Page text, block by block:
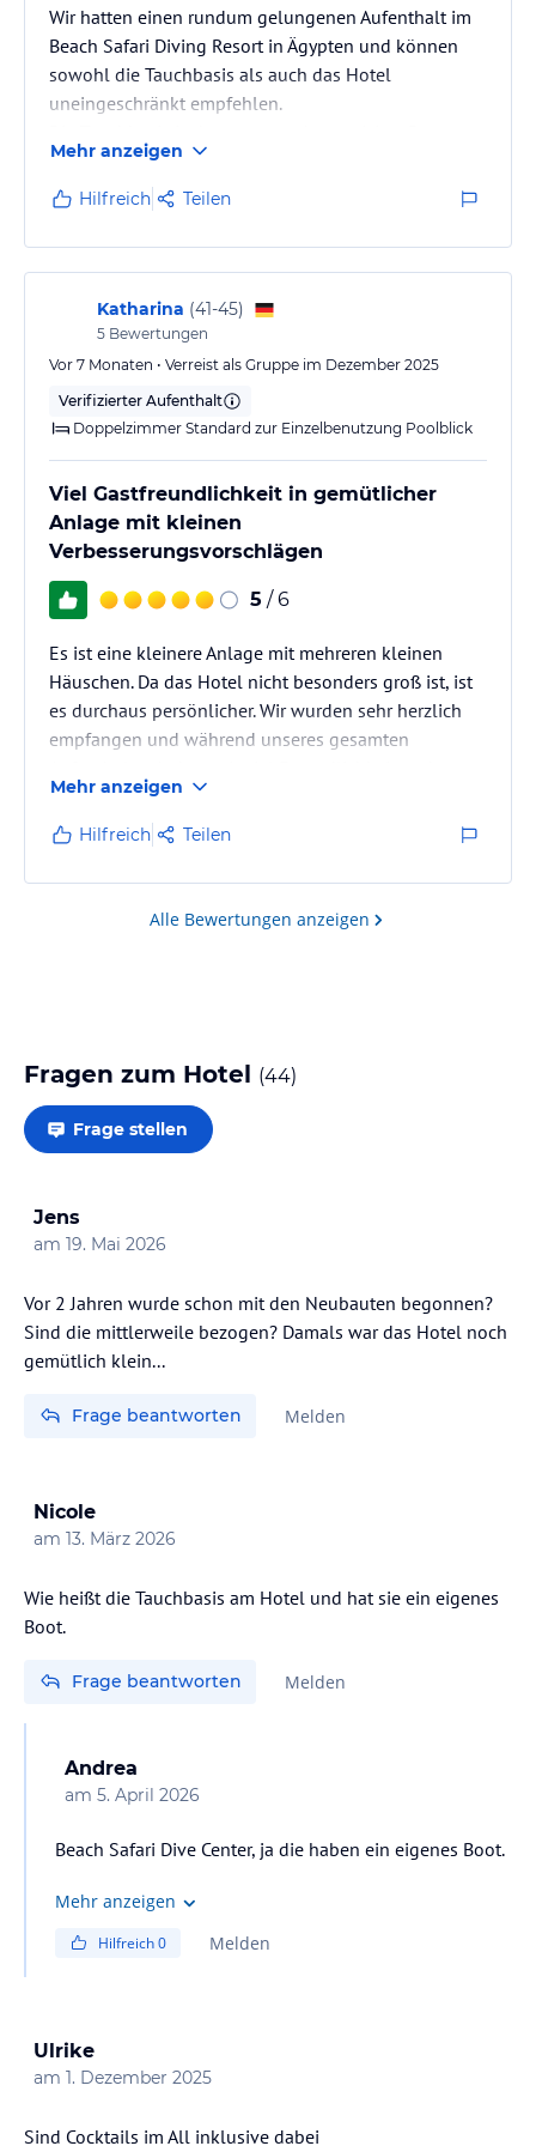
Wir hatten einen rundum gelungenen Aufenthalt im
Beach Safari Diving Resort in Ägypten und können
sowohl die Tauchbasis als auch das Hotel
uneingeschränkt empfehlen.
gesamte Team ist äußerst freundlich, professionell
und jederzeit hilfsbereit. Die Briefings waren
ausführlich, die Ausrüstung in einem sehr guten
Zustand und die Tauchgänge bestens geplant. Man
fühlt sich vom ersten Moment an gut aufgehoben –
egal ob Anfänger oder erfahrener Taucher. Besonders
gefallen…
Mehr anzeigen
Hilfreich Teilen
Katharina (41-45)
5 Bewertungen
Vor 7 Monaten • Verreist als Gruppe im Dezember 2025
Verifizierter Aufenthalt
Doppelzimmer Standard zur Einzelbenutzung Poolblick
Viel Gastfreundlichkeit in gemütlicher
Anlage mit kleinen
Verbesserungsvorschlägen
5 / 6
Es ist eine kleinere Anlage mit mehreren kleinen
Häuschen. Da das Hotel nicht besonders groß ist, ist
es durchaus persönlicher. Wir wurden sehr herzlich
empfangen und während unseres gesamten
Hilfsbereitschaft erfahren. Das Hotel liegt unmittelbar
am Strand. Außen herum ist Wüste. Generell ist es gut
geeignet für Menschen, die eher Ruhe suchen; für
welche, die auch gerne sportlich aktiv sind, ist es
vielleicht nicht optimal. Die angebotenen
Mehr anzeigen
Hilfreich Teilen
Alle Bewertungen anzeigen
Fragen zum Hotel (44)
Frage stellen
Jens
am 19. Mai 2026
Vor 2 Jahren wurde schon mit den Neubauten begonnen?
Sind die mittlerweile bezogen? Damals war das Hotel noch
gemütlich klein...
Frage beantworten Melden
Nicole
am 13. März 2026
Wie heißt die Tauchbasis am Hotel und hat sie ein eigenes
Boot.
Frage beantworten Melden
Andrea
am 5. April 2026
Beach Safari Dive Center, ja die haben ein eigenes Boot.
Mehr anzeigen
Hilfreich0 Melden
Ulrike
am 1. Dezember 2025
Sind Cocktails im All inklusive dabei